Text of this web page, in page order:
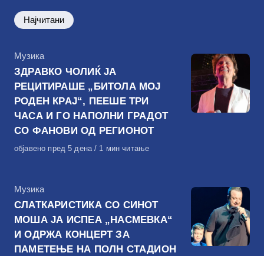
Најчитани
КАтегорија
Музика
ЗДРАВКО ЧОЛИЌ ЈА
РЕЦИТИРАШЕ „БИТОЛА МОЈ
РОДЕН КРАЈ“, ПЕЕШЕ ТРИ
ЧАСА И ГО НАПОЛНИ ГРАДОТ
СО ФАНОВИ ОД РЕГИОНОТ
Објавено
објавено пред 5 дена 1 мин читање
КАтегорија
Музика
СЛАТКАРИСТИКА СО СИНОТ
МОША ЈА ИСПЕА „НАСМЕВКА“
И ОДРЖА КОНЦЕРТ ЗА
ПАМЕТЕЊЕ НА ПОЛН СТАДИОН